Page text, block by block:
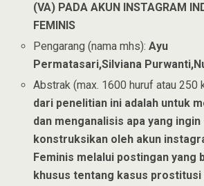
(VA) PADA AKUN INSTAGRAM
FEMINIS
Pengarang (nama mhs):Ayu
Permatasari,Silviana
Abstrak (max. 1600 huruf atau 250
dari penelitian ini adalah untuk
dan menganalisis apa yang ingin
konstruksikan oleh akun
Feminis melalui postingan yang
khusus tentang kasus